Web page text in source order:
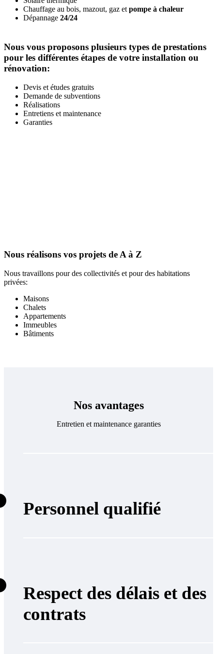
Chauffage au bois, mazout, gaz etpompe à chaleur
Dépannage 24/24
Nous vous proposons plusieurs types de prestations
pour les différentes étapes de votre installation ou
rénovation:
Devis et études gratuits
Demande de subventions
Réalisations
Entretiens et maintenance
Garanties
Nous réalisons vos projets de A à Z
Nous travaillons pour des collectivités et pour des habitations
privées:
Maisons
Chalets
Appartements
Immeubles
Bâtiments
Nos avantages
Entretien et maintenance garanties
Personnel qualifié
Respect des délais et des
contrats